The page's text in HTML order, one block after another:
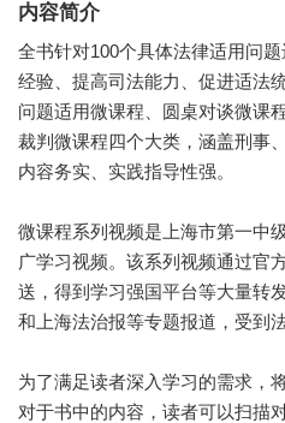
内容简介
全书针对100个具体法律适用问
经验、提高司法能力、促进适法
问题适用微课程、圆桌对谈微课
裁判微课程四个大类，涵盖刑事
内容务实、实践指导性强。
微课程系列视频是上海市第一中
广学习视频。该系列视频通过官
送，得到学习强国平台等大量转
和上海法治报等专题报道，受到
为了满足读者深入学习的需求，
对于书中的内容，读者可以扫描